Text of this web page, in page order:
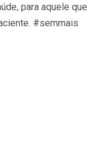
para aquele que
#semmais